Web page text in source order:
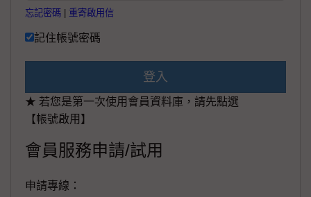
忘記密碼 重寄啟用信
記住帳號密碼
登入
★ 若您是第一次使用會員資料庫，請先點選
【帳號啟用】
會員服務申請/試用
申請專線：